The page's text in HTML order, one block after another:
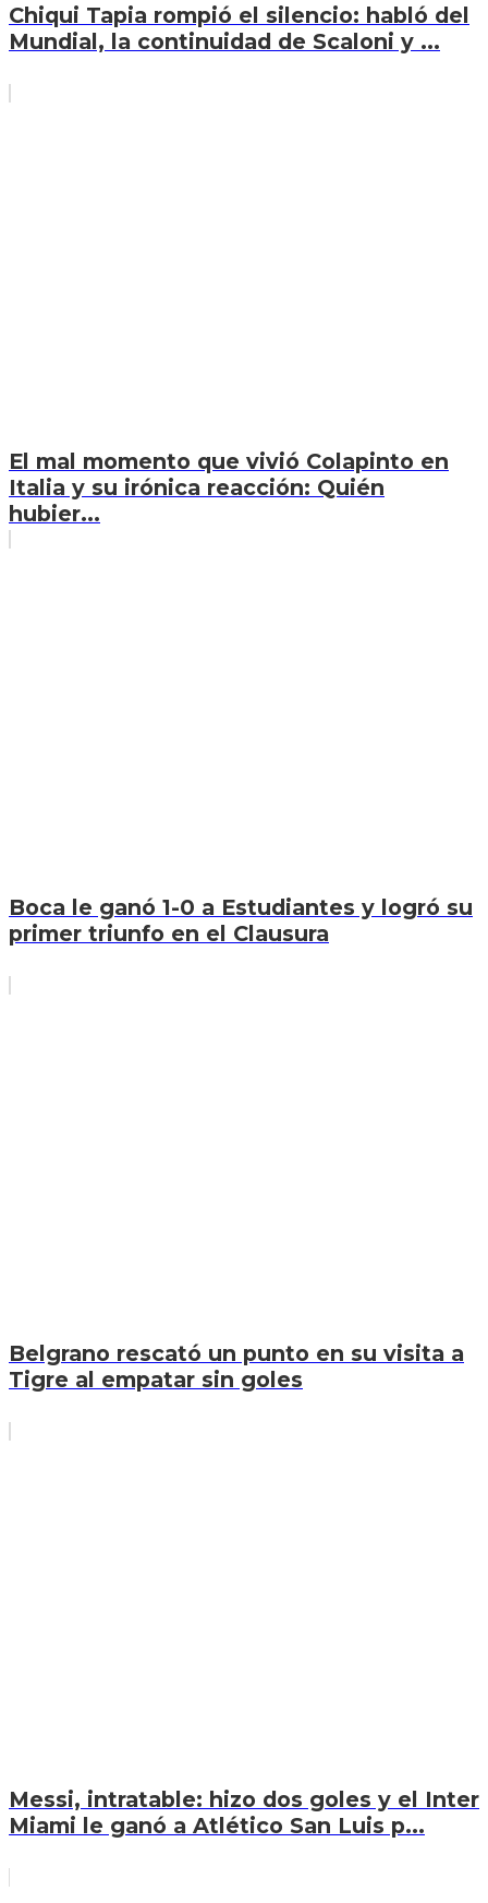
Chiqui Tapia rompió el silencio: habló del
Mundial, la continuidad de Scaloni y ...
El mal momento que vivió Colapinto en
Italia y su irónica reacción: Quién
hubier...
Boca le ganó 1-0 a Estudiantes y logró su
primer triunfo en el Clausura
Belgrano rescató un punto en su visita a
Tigre al empatar sin goles
Messi, intratable: hizo dos goles y el Inter
Miami le ganó a Atlético San Luis p...